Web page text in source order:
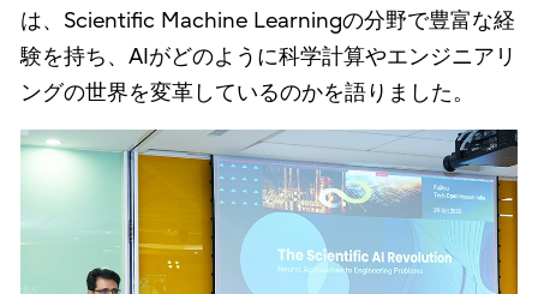
は、Scientific Machine Learningの分野で豊富な経
験を持ち、AIがどのように科学計算やエンジニアリ
ングの世界を変革しているのかを語りました。